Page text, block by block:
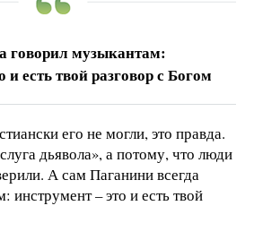
говорил музыкантам:
и есть твой разговор с Богом
его не могли, это правда.
дьявола», а потому, что люди
А сам Паганини всегда
инструмент – это и есть твой